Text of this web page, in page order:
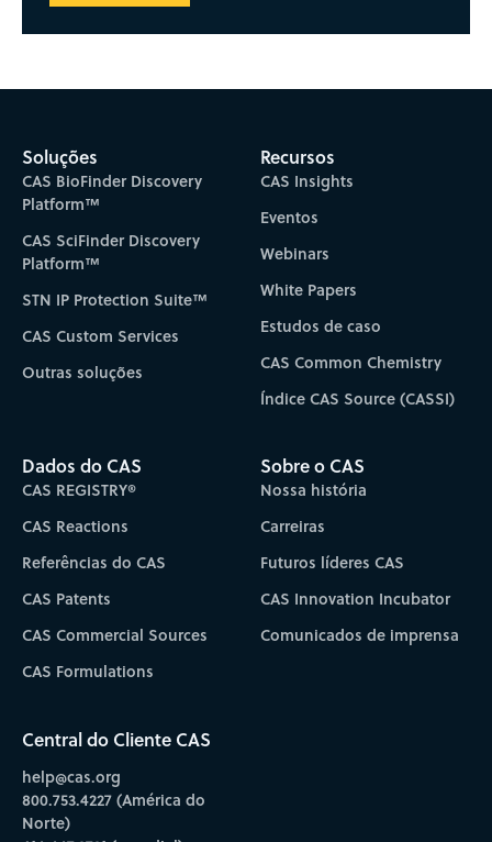
Soluções
CAS BioFinder Discovery
Platform™
CAS SciFinder Discovery
Platform™
STN IP Protection Suite™
CAS Custom Services
Outras soluções
Recursos
CAS Insights
Eventos
Webinars
White Papers
Estudos de caso
CAS Common Chemistry
Índice CAS Source (CASSI)
Dados do CAS
CAS REGISTRY®
CAS Reactions
Referências do CAS
CAS Patents
CAS Commercial Sources
CAS Formulations
Sobre o CAS
Nossa história
Carreiras
Futuros líderes CAS
CAS Innovation Incubator
Comunicados de imprensa
Central do Cliente CAS
help@cas.org
800.753.4227 (América do
Norte)